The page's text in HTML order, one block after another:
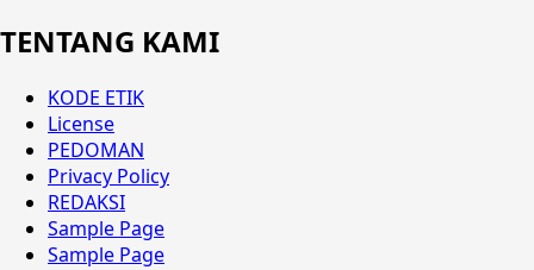
TENTANG KAMI
KODE ETIK
License
PEDOMAN
Privacy Policy
REDAKSI
Sample Page
Sample Page